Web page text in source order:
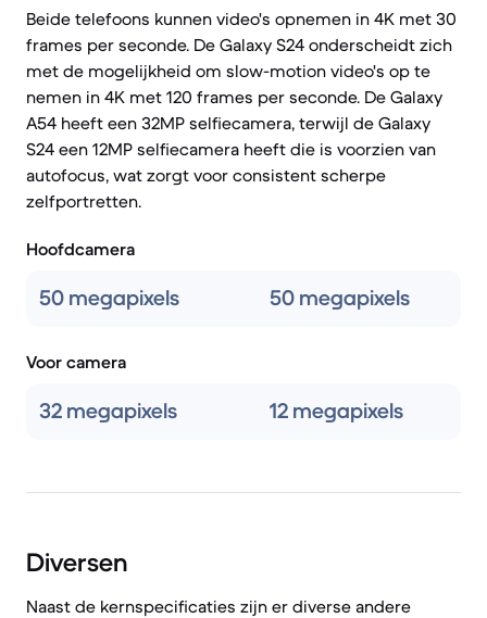
Beide telefoons kunnen video's opnemen in 4K met 30
frames per seconde. De Galaxy S24 onderscheidt zich
met de mogelijkheid om slow-motion video's op te
nemen in 4K met 120 frames per seconde. De Galaxy
A54 heeft een 32MP selfiecamera, terwijl de Galaxy
S24 een 12MP selfiecamera heeft die is voorzien van
autofocus, wat zorgt voor consistent scherpe
zelfportretten.
Hoofdcamera
50 megapixels 50 megapixels
Voor camera
32 megapixels 12 megapixels
Diversen
Naast de kernspecificaties zijn er diverse andere